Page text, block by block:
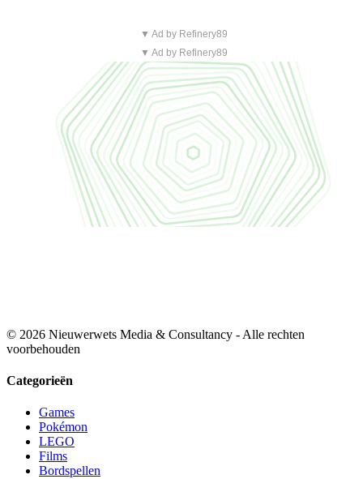
▼ Ad by Refinery89
▼ Ad by Refinery89
© 2026 Nieuwerwets Media & Consultancy - Alle rechten
voorbehouden
Categorieën
Games
Pokémon
LEGO
Films
Bordspellen